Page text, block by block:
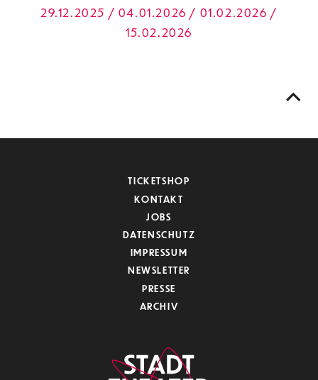
29.12.2025 / 04.01.2026 / 01.02.2026 /
15.02.2026
TICKETSHOP
KONTAKT
JOBS
DATENSCHUTZ
IMPRESSUM
NEWSLETTER
PRESSE
ARCHIV